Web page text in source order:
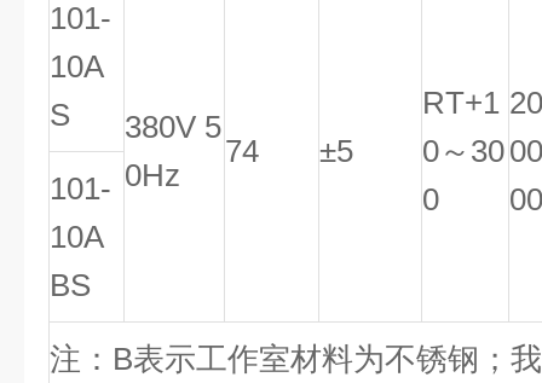
101-
10A
S
380V 5
0Hz
74 ±5
RT+1
0～30
0
00
101-
10A
BS
注：B表示工作室材料为不锈钢；